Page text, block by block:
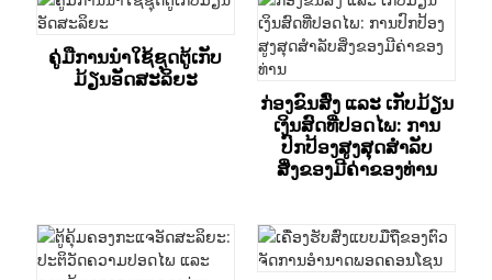
ຄູ່ມືການນຳໃຊ້ຊຸດຕູ້ເກັບ
ມ້ຽນອັດສະລິຍະ
ກ່ອງຂົນສົ່ງ ແລະ ເກັບມ້ຽນ
ເງິນສົດທີ່ປອດໄພ: ການ
ປົກປ້ອງສູງສຸດສຳລັບ
ສິ່ງຂອງມີຄ່າຂອງທ່ານ